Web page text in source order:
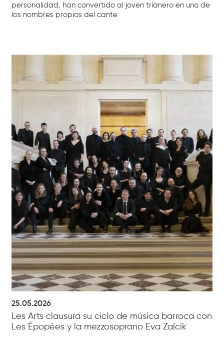
personalidad, han convertido al joven trianero en uno de
los nombres propios del cante
25.05.2026
Les Arts clausura su ciclo de música barroca con
Les Épopées y la mezzosoprano Eva Zaïcik